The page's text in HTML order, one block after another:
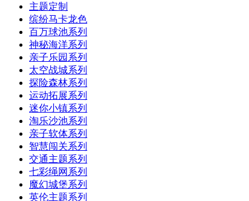
主题定制
缤纷马卡龙色
百万球池系列
神秘海洋系列
亲子乐园系列
太空战城系列
探险森林系列
运动拓展系列
迷你小镇系列
淘乐沙池系列
亲子软体系列
智慧闯关系列
交通主题系列
七彩绳网系列
魔幻城堡系列
英伦主题系列